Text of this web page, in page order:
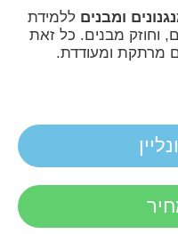
ללמידת
וחוזק מבנים. כל זאת
מרתקת ומעודדת.